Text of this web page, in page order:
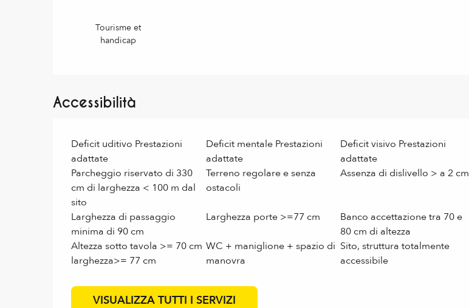
Tourisme et
handicap
Accessibilità
Deficit uditivo Prestazioni
adattate
Deficit mentale Prestazioni
adattate
Deficit visivo Prestazioni
adattate
Parcheggio riservato di 330
cm di larghezza < 100 m dal
sito
Terreno regolare e senza
ostacoli
Assenza di dislivello > a 2 cm
Larghezza di passaggio
minima di 90 cm
Larghezza porte >=77 cm
Banco accettazione tra 70 e
80 cm di altezza
Altezza sotto tavola >= 70 cm
larghezza>= 77 cm
WC + maniglione + spazio di
manovra
Sito, struttura totalmente
accessibile
VISUALIZZA TUTTI I SERVIZI